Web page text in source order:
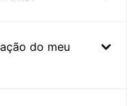
do meu